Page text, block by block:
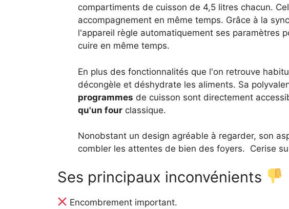
compartiments de cuisson de 4,5 litres chacun.
accompagnement en même temps. Grâce à la
l'appareil règle automatiquement ses paramètres
cuire en même temps.
En plus des fonctionnalités que l'on retrouve
décongèle et déshydrate les aliments. Sa
programmes de cuisson sont directement
qu'un four classique.
Nonobstant un design agréable à regarder, son
combler les attentes de bien des foyers. Cerise
Ses principaux inconvénients
Encombrement important.